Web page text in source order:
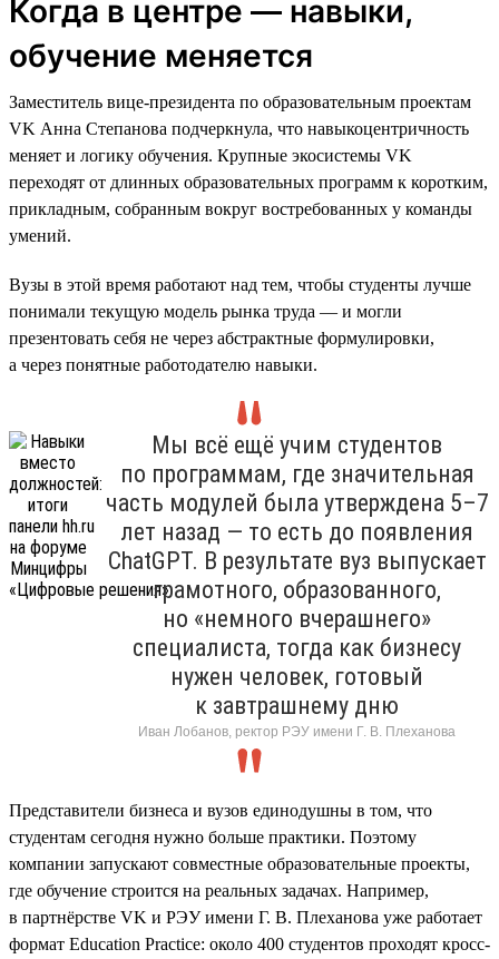
Когда в центре — навыки,
обучение меняется
Заместитель вице-президента по образовательным проектам
VK Анна Степанова подчеркнула, что навыкоцентричность
меняет и логику обучения. Крупные экосистемы VK
переходят от длинных образовательных программ к коротким,
прикладным, собранным вокруг востребованных у команды
умений.
Вузы в этой время работают над тем, чтобы студенты лучше
понимали текущую модель рынка труда — и могли
презентовать себя не через абстрактные формулировки,
а через понятные работодателю навыки.
Мы всё ещё учим студентов
по программам, где значительная
часть модулей была утверждена 5–7
лет назад — то есть до появления
ChatGPT. В результате вуз выпускает
грамотного, образованного,
но «немного вчерашнего»
специалиста, тогда как бизнесу
нужен человек, готовый
к завтрашнему дню
Иван Лобанов, ректор РЭУ имени Г. В. Плеханова
Представители бизнеса и вузов единодушны в том, что
студентам сегодня нужно больше практики. Поэтому
компании запускают совместные образовательные проекты,
где обучение строится на реальных задачах. Например,
в партнёрстве VK и РЭУ имени Г. В. Плеханова уже работает
формат Education Practice: около 400 студентов проходят кросс-